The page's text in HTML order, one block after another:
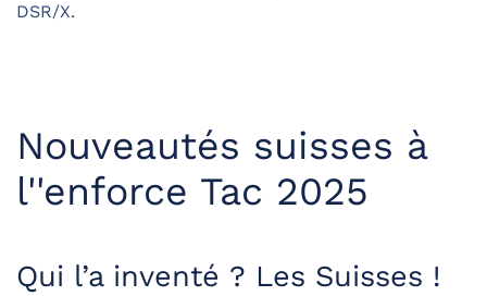
DSR/X.
Nouveautés suisses à
l''enforce Tac 2025
Qui l’a inventé ? Les Suisses !